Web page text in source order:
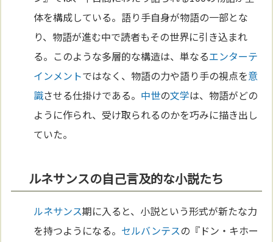
体を構成している。語り手自身が物語の一部とな
り、物語が進む中で読者もその世界に引き込まれ
る。このような多層的な構造は、単なるエンターテ
インメントではなく、物語の力や語り手の視点を意
識させる仕掛けである。 中世の文学は、物語がどの
ように作られ、受け取られるのかを巧みに描き出し
ていた。
ルネサンスの自己言及的な小説たち
ルネサンス期に入ると、小説という形式が新たな力
を持つようになる。 セルバンテスの『ドン・キホー